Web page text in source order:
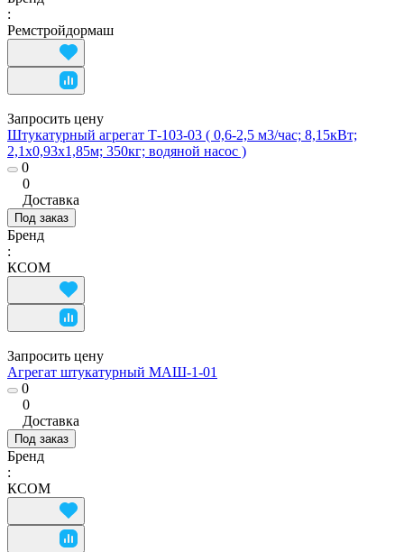
:
Ремстройдормаш
Запросить цену
Штукатурный агрегат Т-103-03 ( 0,6-2,5 м3/час; 8,15кВт;
2,1х0,93х1,85м; 350кг; водяной насос )
0
0
Доставка
Под заказ
Бренд
:
КСОМ
Запросить цену
Агрегат штукатурный МАШ-1-01
0
0
Доставка
Под заказ
Бренд
:
КСОМ